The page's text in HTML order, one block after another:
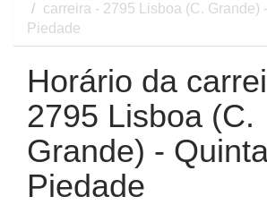
carreira - 2795 Lisboa (C. Grande)
Piedade
Horário da
2795 Lisboa (C.
Grande) -
Piedade